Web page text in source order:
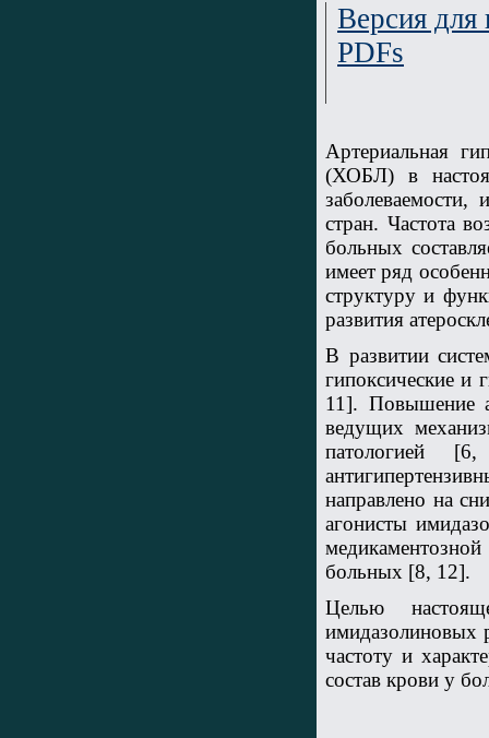
Версия для
PDFs
Артериальная
(ХОБЛ) в
заболеваемости,
стран. Частота
больных
имеет ряд
структуру и
развития
В развитии
гипоксические и
11]. Повышение
ведущих
патологией
направлено на
агонисты
больных [8, 12].
Целью
имидазолиновых
частоту и
состав крови у